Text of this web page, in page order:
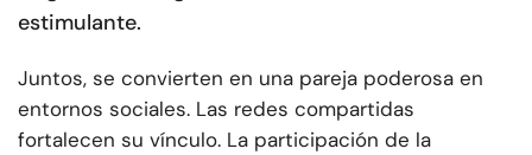
estimulante.
Juntos, se convierten en una pareja poderosa en
entornos sociales. Las redes compartidas
fortalecen su vínculo. La participación de la